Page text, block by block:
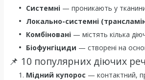
Системні — проникають у
Локально-системні
Комбіновані — містять кілька
Біофунгіциди — створені на
📌 10 популярних діючих
Мідний купорос — контактний,